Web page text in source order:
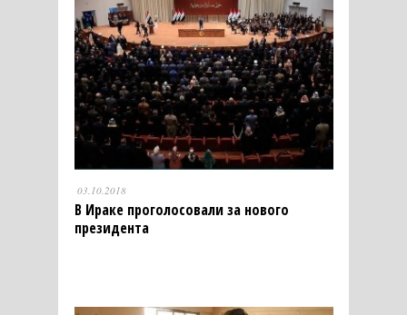
03.10.2018
В Ираке проголосовали за нового
президента